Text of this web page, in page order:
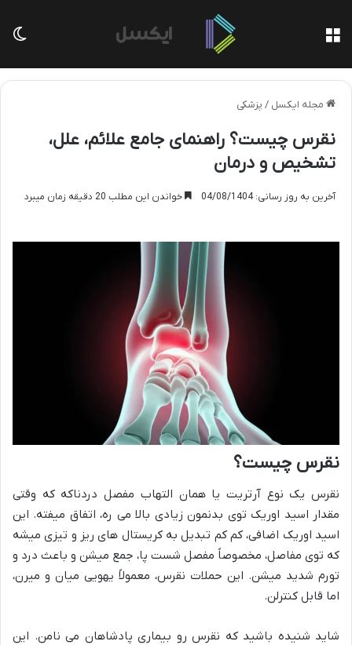
مجله ایکسل / پزشکی
نقرس چیست؟ راهنمای جامع علائم، علل،
تشخیص و درمان
آخرین به روز رسانی: 04/08/1404 خواندن این مطلب 20 دقیقه زمان میبرد
نقرس چیست؟
نقرس یک نوع آرتریت یا همان التهاب مفصل دردناکه که وقتی
مقدار اسید اوریک توی بدنمون زیادی بالا می ره، اتفاق میفته. این
اسید اوریک اضافی، کم کم تبدیل به کریستال های ریز و تیزی میشه
که توی مفاصل، مخصوصاً مفصل شست پا، جمع میشن و باعث درد و
تورم شدید میشن. این حملات نقرس، معمولاً یهویی میان و میرن،
اما قابل کنترلن.
شاید شنیده باشید که نقرس رو بیماری پادشاهان می نامن. این